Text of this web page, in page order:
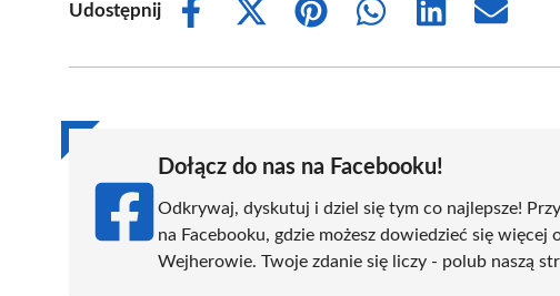
Udostępnij
Share
Share
(Twitter)
Share
Share
Share
Share
Dołącz do nas na Facebooku!
Odkrywaj, dyskutuj i dziel się tym co najlepsze!
na Facebooku, gdzie możesz dowiedzieć się
Wejherowie. Twoje zdanie się liczy - polub naszą